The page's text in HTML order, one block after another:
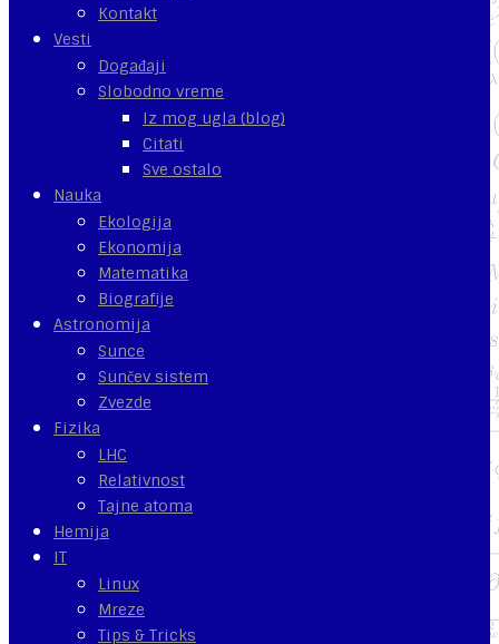
Kontakt
Vesti
Događaji
Slobodno vreme
Iz mog ugla (blog)
Citati
Sve ostalo
Nauka
Ekologija
Ekonomija
Matematika
Biografije
Astronomija
Sunce
Sunčev sistem
Zvezde
Fizika
LHC
Relativnost
Tajne atoma
Hemija
IT
Linux
Mreze
Tips & Tricks